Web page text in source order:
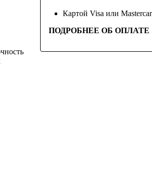
Картой Visa или
ПОДРОБНЕЕ ОБ ОПЛАТЕ